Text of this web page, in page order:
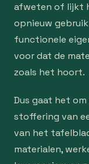
afweten of lijkt
opnieuw
functionele
voor dat de
zoals het hoort.
Dus gaat het
stoffering van
van het
materialen,